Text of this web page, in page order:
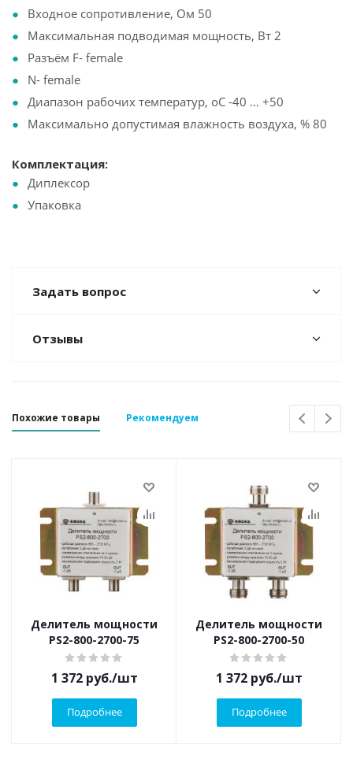
Входное сопротивление, Ом 50
Максимальная подводимая мощность, Вт 2
Разъём F- female
N- female
Диапазон рабочих температур, оС -40 … +50
Максимально допустимая влажность воздуха, % 80
Комплектация:
Диплексор
Упаковка
Задать вопрос
Отзывы
Похожие товары Рекомендуем
Делитель мощности
PS2-800-2700-75
1 372руб./шт
Подробнее
Делитель мощности
PS2-800-2700-50
1 372руб./шт
Подробнее